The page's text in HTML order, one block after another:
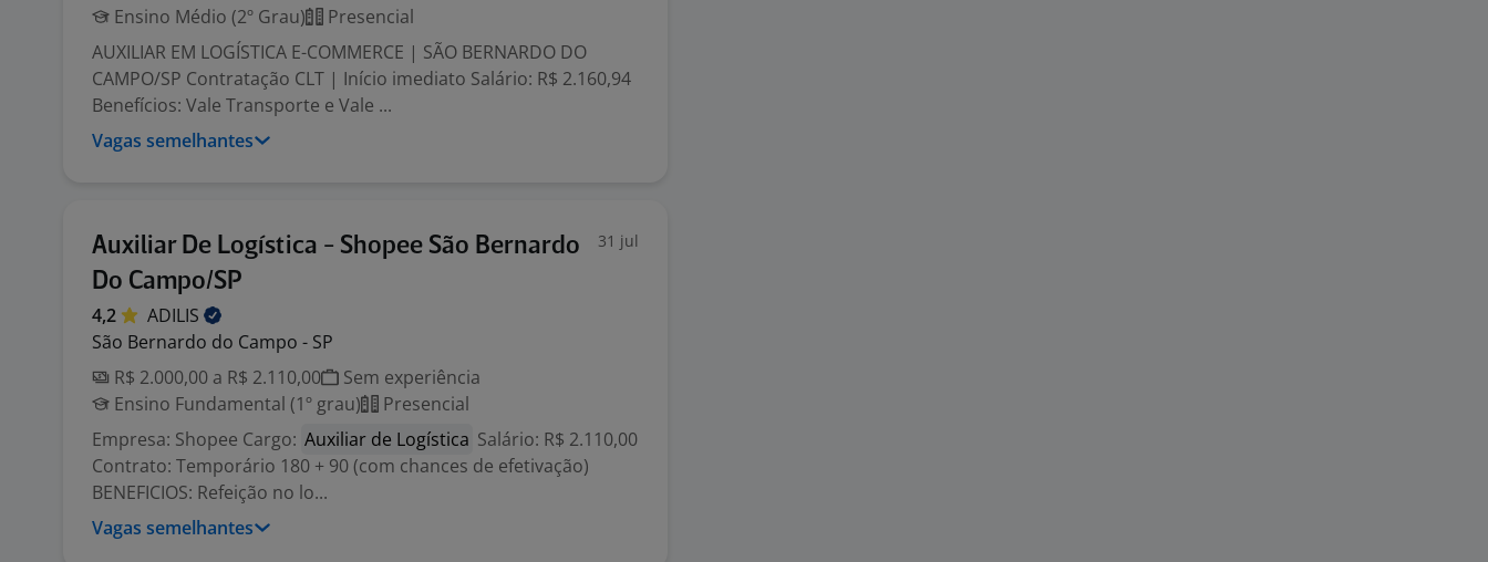
Ensino Médio (2º Grau)
Presencial
AUXILIAR EM LOGÍSTICA E-COMMERCE | SÃO BERNARDO DO
CAMPO/SP Contratação CLT | Início imediato Salário: R$ 2.160,94
Benefícios: Vale Transporte e Vale ...
Vagas semelhantes
Auxiliar De Logística - Shopee São Bernardo
Do Campo/SP
31 jul
4,2
ADILIS
São Bernardo do Campo - SP
R$ 2.000,00 a R$ 2.110,00
Sem experiência
Ensino Fundamental (1º grau)
Presencial
Empresa: Shopee Cargo: Auxiliar de Logística Salário: R$ 2.110,00
Contrato: Temporário 180 + 90 (com chances de efetivação)
BENEFICIOS: Refeição no lo...
Vagas semelhantes